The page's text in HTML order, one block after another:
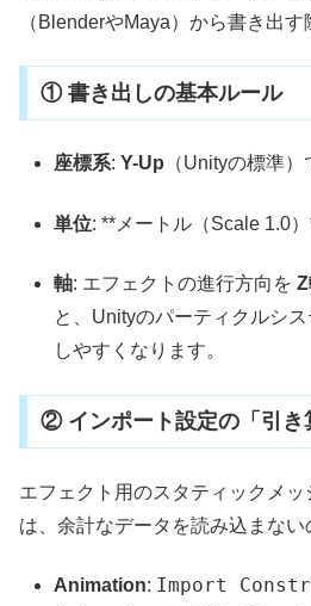
（BlenderやMaya）から書き出す
① 書き出しの基本ルール
座標系: Y-Up （Unityの標準）
単位: **メートル（Scale 1.0
軸: エフェクトの進行方向をZ
と、Unityのパーティクルシ
しやすくなります。
② インポート設定の「引き
エフェクト用のスタティックメッ
は、余計なデータを読み込まない
Animation: Import